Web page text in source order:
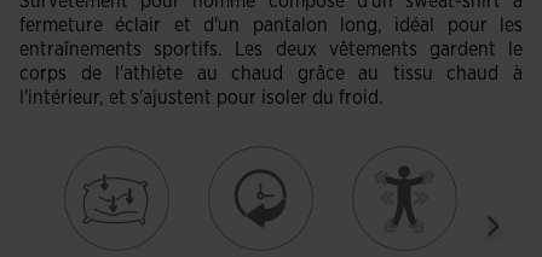
fermeture éclair et d'un pantalon long, idéal pour les
entraînements sportifs. Les deux vêtements gardent le
corps de l'athlète au chaud grâce au tissu chaud à
l'intérieur, et s'ajustent pour isoler du froid.